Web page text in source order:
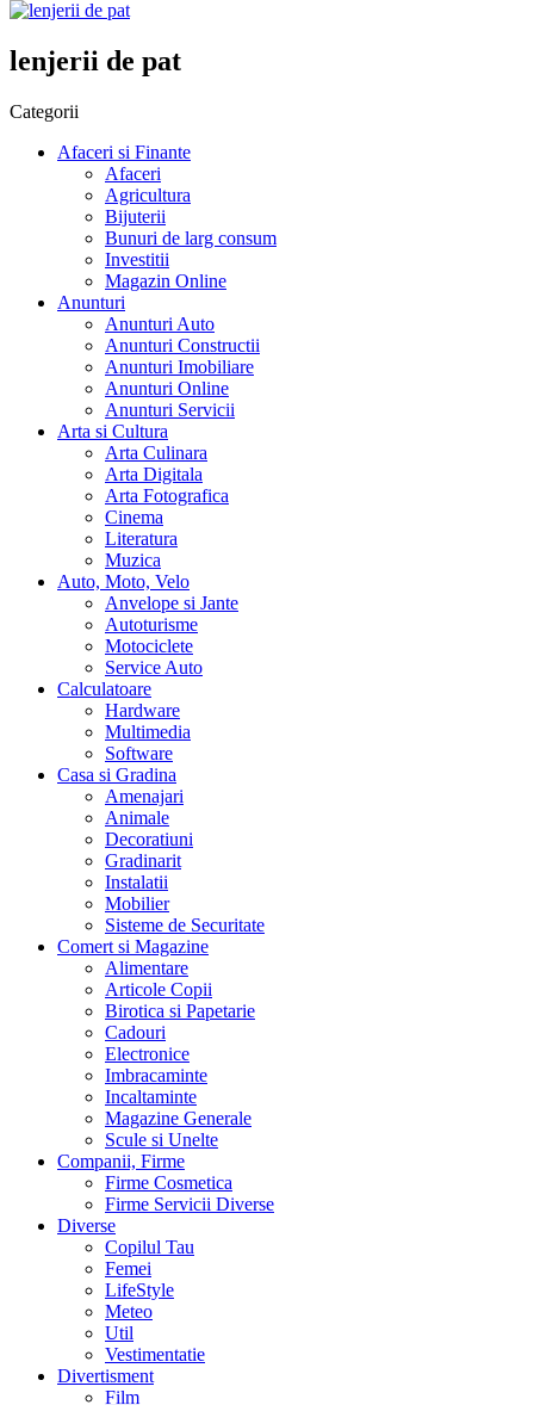
lenjerii de pat
Categorii
Afaceri si Finante
Afaceri
Agricultura
Bijuterii
Bunuri de larg consum
Investitii
Magazin Online
Anunturi
Anunturi Auto
Anunturi Constructii
Anunturi Imobiliare
Anunturi Online
Anunturi Servicii
Arta si Cultura
Arta Culinara
Arta Digitala
Arta Fotografica
Cinema
Literatura
Muzica
Auto, Moto, Velo
Anvelope si Jante
Autoturisme
Motociclete
Service Auto
Calculatoare
Hardware
Multimedia
Software
Casa si Gradina
Amenajari
Animale
Decoratiuni
Gradinarit
Instalatii
Mobilier
Sisteme de Securitate
Comert si Magazine
Alimentare
Articole Copii
Birotica si Papetarie
Cadouri
Electronice
Imbracaminte
Incaltaminte
Magazine Generale
Scule si Unelte
Companii, Firme
Firme Cosmetica
Firme Servicii Diverse
Diverse
Copilul Tau
Femei
LifeStyle
Meteo
Util
Vestimentatie
Divertisment
Film